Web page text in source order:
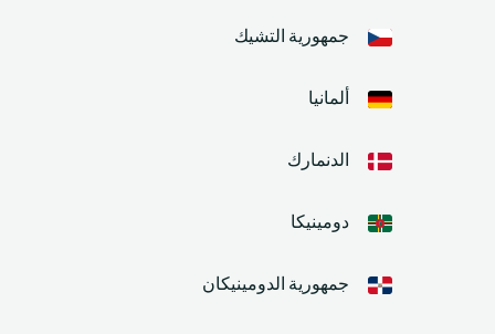
جمهورية التشيك
ألمانيا
الدنمارك
دومينيكا
جمهورية الدومينيكان